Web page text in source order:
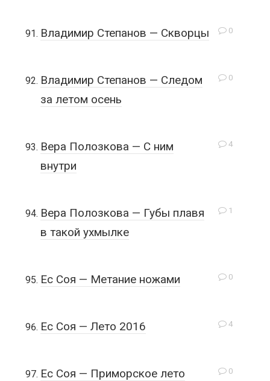
0
Владимир Степанов — Скворцы
0
Владимир Степанов — Следом
за летом осень
4
Вера Полозкова — С ним
внутри
1
Вера Полозкова — Губы плавя
в такой ухмылке
0
Ес Соя — Метание ножами
4
Ес Соя — Лето 2016
0
Ес Соя — Приморское лето